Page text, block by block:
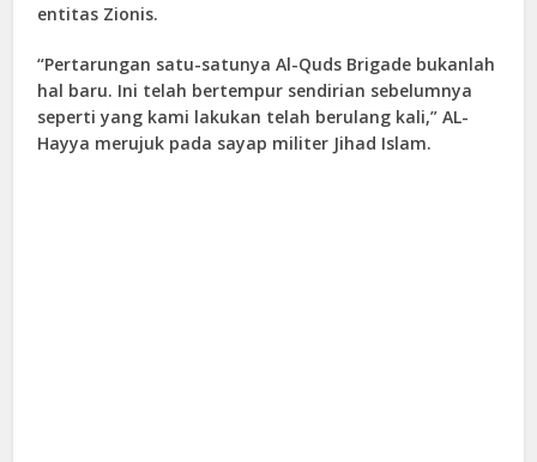
entitas Zionis.
“Pertarungan satu-satunya Al-Quds Brigade bukanlah
hal baru. Ini telah bertempur sendirian sebelumnya
seperti yang kami lakukan telah berulang kali,” AL-
Hayya merujuk pada sayap militer Jihad Islam.